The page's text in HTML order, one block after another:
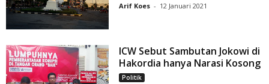
Arif Koes - 12 Januari 2021
ICW Sebut Sambutan Jokowi di
Hakordia hanya Narasi Kosong
Politik